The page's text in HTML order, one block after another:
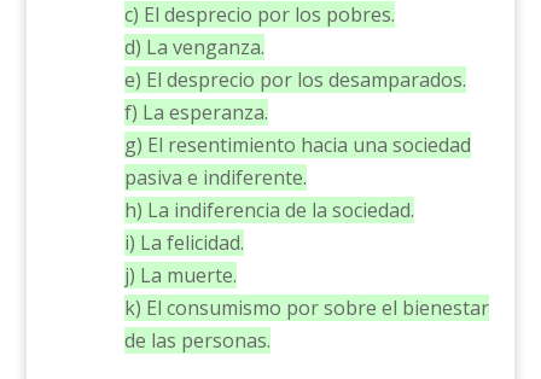
c) El desprecio por los pobres.
d) La venganza.
e) El desprecio por los desamparados.
f) La esperanza.
g) El resentimiento hacia una sociedad
pasiva e indiferente.
h) La indiferencia de la sociedad.
i) La felicidad.
j) La muerte.
k) El consumismo por sobre el bienestar
de las personas.